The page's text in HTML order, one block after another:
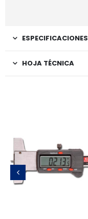
ESPECIFICACIONES
HOJA TÉCNICA